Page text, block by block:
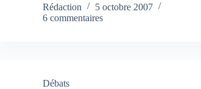
Rédaction
5 octobre 2007
6 commentaires
Débats